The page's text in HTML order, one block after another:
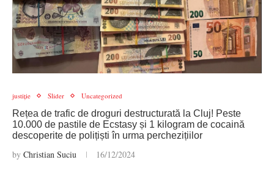
justiție Slider Uncategorized
Rețea de trafic de droguri destructurată la Cluj! Peste
10.000 de pastile de Ecstasy și 1 kilogram de cocaină
descoperite de polițiști în urma perchezițiilor
by Christian Suciu 16/12/2024